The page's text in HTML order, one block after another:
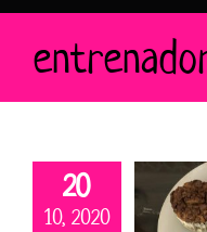
20
10, 2020